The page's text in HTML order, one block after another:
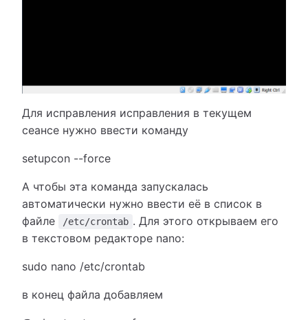
Для исправления исправления в текущем
сеансе нужно ввести команду
setupcon --force
А чтобы эта команда запускалась
автоматически нужно ввести её в список в
файле
/etc/crontab . Для этого открываем его
в текстовом редакторе nano:
sudo nano /etc/crontab
в конец файла добавляем